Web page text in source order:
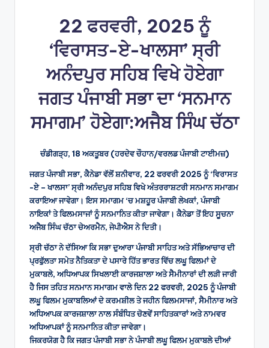
22 ਫਰਵਰੀ, 2025 ਨੂੰ
‘ਵਿਰਾਸਤ-ਏ-ਖਾਲਸਾ’ ਸ੍ਰੀ
ਅਨੰਦਪੁਰ ਸਹਿਬ ਵਿਖੇ ਹੋਏਗਾ
ਜਗਤ ਪੰਜਾਬੀ ਸਭਾ ਦਾ ‘ਸਨਮਾਨ
ਸਮਾਗਮ’ ਹੋਏਗਾ:ਅਜੈਬ ਸਿੰਘ ਚੱਠਾ
ਚੰਡੀਗੜ੍ਹ, 18 ਅਕਤੂਬਰ (ਹਰਦੇਵ ਚੌਹਾਨ/ਵਰਲਡ ਪੰਜਾਬੀ ਟਾਈਮਜ਼)
ਜਗਤ ਪੰਜਾਬੀ ਸਭਾ, ਕੈਨੇਡਾ ਵੱਲੋਂ ਸ਼ਨੀਵਾਰ, 22 ਫਰਵਰੀ 2025 ਨੂੰ ‘ਵਿਰਾਸਤ
-ਏ – ਖਾਲਸਾ’ ਸ੍ਰੀ ਅਨੰਦਪੁਰ ਸਹਿਬ ਵਿਖੇ ਅੰਤਰਰਾਸ਼ਟਰੀ ਸਨਮਾਨ ਸਮਾਗਮ
ਕਰਾਇਆ ਜਾਵੇਗਾ। ਇਸ ਸਮਾਗਮ ‘ਚ ਮਸ਼ਹੂਰ ਪੰਜਾਬੀ ਲੇਖਕਾਂ, ਪੰਜਾਬੀ
ਨਾਇਕਾਂ ਤੇ ਫਿਲਮਸਾਜਾਂ ਨੂੰ ਸਨਮਾਨਿਤ ਕੀਤਾ ਜਾਵੇਗਾ। ਕੈਨੇਡਾ ਤੋਂ ਇਹ ਸੂਚਨਾ
ਅਜੈਬ ਸਿੰਘ ਚੱਠਾ ਚੇਅਰਮੈਨ, ਜੇਪੀਐਸ ਨੇ ਦਿਤੀ।
ਸ੍ਰੀ ਚੱਠਾ ਨੇ ਦੱਸਿਆ ਕਿ ਸਭਾ ਦੁਆਰਾ ਪੰਜਾਬੀ ਸਾਹਿਤ ਅਤੇ ਸੱਭਿਆਚਾਰ ਦੀ
ਪ੍ਰਫੁੱਲਤਾ ਸਮੇਤ ਨੈਤਿਕਤਾ ਦੇ ਪਸਾਰੇ ਹਿੱਤ ਭਾਰਤ ਵਿੱਚ ਲਘੂ ਫਿਲਮਾਂ ਦੇ
ਮੁਕਾਬਲੇ, ਅਧਿਆਪਕ ਸਿਖਲਾਈ ਕਾਰਜਸ਼ਾਲਾ ਅਤੇ ਸੈਮੀਨਾਰਾਂ ਦੀ ਲੜੀ ਜਾਰੀ
ਹੈ ਜਿਸ ਤਹਿਤ ਸਨਮਾਨ ਸਮਾਗਮ ਵਾਲੇ ਦਿਨ 22 ਫਰਵਰੀ, 2025 ਨੂੰ ਪੰਜਾਬੀ
ਲਘੂ ਫਿਲਮ ਮੁਕਾਬਲਿਆਂ ਦੇ ਕਰਮਸ਼ੀਲ ਤੇ ਜਹੀਨ ਫਿਲਮਸਾਜਾਂ, ਸੈਮੀਨਾਰ ਅਤੇ
ਅਧਿਆਪਕ ਕਾਰਜਸ਼ਾਲਾ ਨਾਲ ਸੰਬੰਧਿਤ ਚੋਣਵੇਂ ਸਾਹਿਤਕਾਰਾਂ ਅਤੇ ਨਾਮਵਰ
ਅਧਿਆਪਕਾਂ ਨੂੰ ਸਨਮਾਨਿਤ ਕੀਤਾ ਜਾਵੇਗਾ।
ਜਿਕਰਯੋਗ ਹੈ ਕਿ ਜਗਤ ਪੰਜਾਬੀ ਸਭਾ ਨੇ ਪੰਜਾਬੀ ਲਘੂ ਫਿਲਮ ਮੁਕਾਬਲੇ ਦੀਆਂ